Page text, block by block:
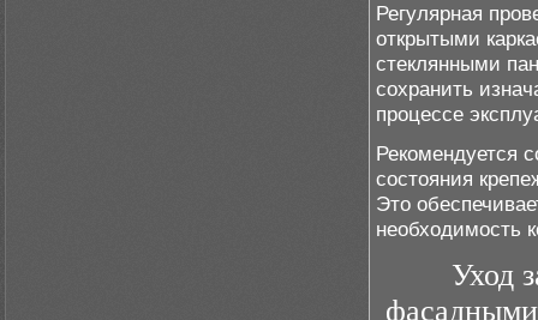
Регулярная
открытыми
стеклянными
сохранить
процессе
Рекомендуется
состояния
Это
необходимость
Уход